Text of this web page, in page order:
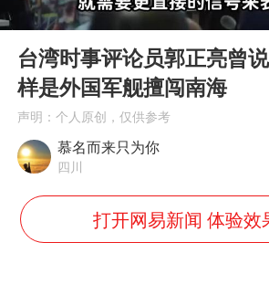
杭州全市有序停
直击东北超：
香港宏福苑火
浙江台州《告
Play
00:00
台湾时事评论员郭正亮曾
样是外国军舰擅闯南海
声明：个人原创，仅供参考
慕名而来只为你
四川
打开网易新闻 体验效